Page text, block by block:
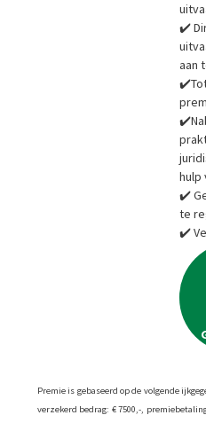
✔️
aan
hulp
✔️
te
✔️
Premie is gebaseerd op de volgende
verzekerd bedrag: € 7500,-,